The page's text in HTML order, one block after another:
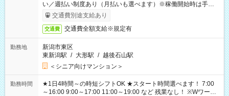
い／週払い制度あり（月払いも選べます）※稼働開始時は手続き
完了次第のお支払いとなります。
交通費別途支給あり
交通費 交通費全額支給※規定有
勤務地
新潟市東区
東新潟駅 / 大形駅 / 越後石山駅
＜シニア向けマンション＞
勤務時間
★1日4時間～の時短シフトOK ★スタート時間選べます！ 7:00
～16:00 9:00～17:00 11:00～19:00 など 残業なし！ ※Wワーク